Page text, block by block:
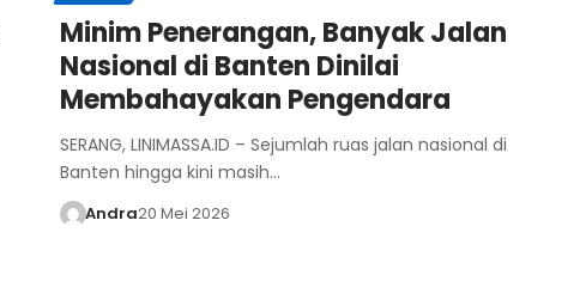
Minim Penerangan, Banyak Jalan
Nasional di Banten Dinilai
Membahayakan Pengendara
SERANG, LINIMASSA.ID – Sejumlah ruas jalan nasional di
Banten hingga kini masih…
Andra20 Mei 2026